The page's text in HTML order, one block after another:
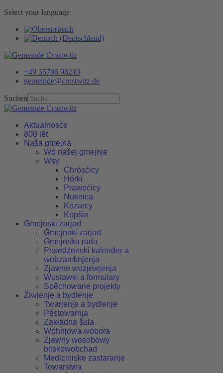
Select your language
+49 35796 96210
gemeinde@crostwitz.de
Suchen
Aktualnosće
800 lět
Naša gmejna
Wo našej gmejnje
Wsy
Chrósćicy
Hórki
Prawoćicy
Nuknica
Kozarcy
Kopšin
Gmejnski zarjad
Gmejnski zarjad
Gmejnska rada
Posedźenski kalender a
wobzamknjenja
Zjawne wozjewjenja
Wustawki a formulary
Spěchowane projekty
Žiwjenje a bydlenje
Twarjenje a bydlenje
Pěstowarnja
Zakładna šula
Wohnjowa wobora
Zjawny wosobowy
bliskowobchad
Mediciniske zastaranje
Towarstwa